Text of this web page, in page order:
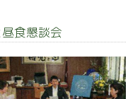
食懇談会